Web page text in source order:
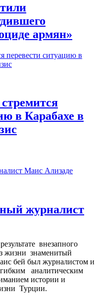
армян»
в Карабахе в
журналист
внезапного
жизни знаменитый
бей был журналистом и
аналитическим
истории и
Турции.